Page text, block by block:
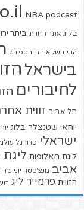
NBA podcast
בלוג אתר הזווית ביתר
הבית של אוהדי הספורט
בישראל
לחיבורים
תל אביב זווית
יוחאי שטנצלר בלוג
ישראלי כדורגל
ליגת האלופות
אביב מנצ'סטר יונייטד
הזווית פרמייר ליג